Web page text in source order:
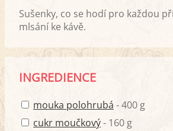
Sušenky, co se hodí pro každou
mlsání ke kávě.
INGREDIENCE
mouka polohrubá - 400 g
cukr moučkový- 160 g